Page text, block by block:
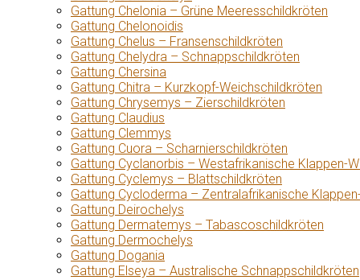
Gattung Chelonia – Grüne Meeresschildkröten
Gattung Chelonoidis
Gattung Chelus – Fransenschildkröten
Gattung Chelydra – Schnappschildkröten
Gattung Chersina
Gattung Chitra – Kurzkopf-Weichschildkröten
Gattung Chrysemys – Zierschildkröten
Gattung Claudius
Gattung Clemmys
Gattung Cuora – Scharnierschildkröten
Gattung Cyclanorbis – Westafrikanische Klappen-
Gattung Cyclemys – Blattschildkröten
Gattung Cycloderma – Zentralafrikanische
Gattung Deirochelys
Gattung Dermatemys – Tabascoschildkröten
Gattung Dermochelys
Gattung Dogania
Gattung Elseya – Australische Schnappschildkröten